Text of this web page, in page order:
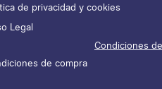
de privacidad y cookies
Legal
Condiciones
de compra